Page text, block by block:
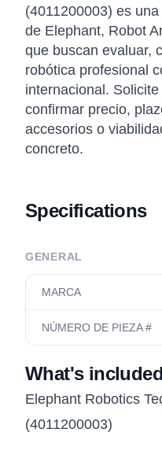
(4011200003) es
de Elephant, Robot
que buscan evaluar,
robótica profesional
internacional.
confirmar precio,
accesorios o
concreto.
Specifications
GENERAL
MARCA
NÚMERO DE PIEZA #
What's included
Elephant Robotics
(4011200003)